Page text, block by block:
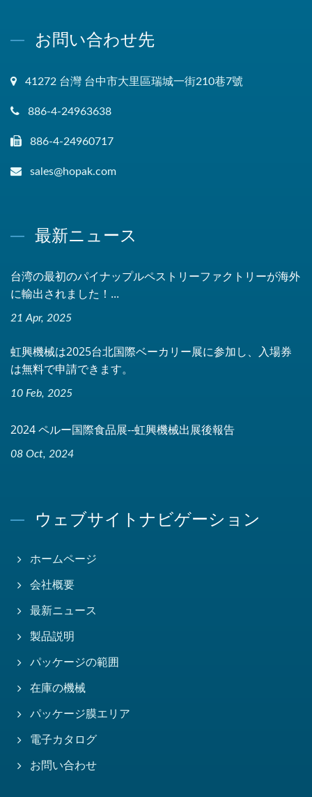
お問い合わせ先
41272 台灣 台中市大里區瑞城一街210巷7號
886-4-24963638
886-4-24960717
sales@hopak.com
最新ニュース
台湾の最初のパイナップルペストリーファクトリーが海外
に輸出されました！...
21 Apr, 2025
虹興機械は2025台北国際ベーカリー展に参加し、入場券
は無料で申請できます。
10 Feb, 2025
2024 ペルー国際食品展--虹興機械出展後報告
08 Oct, 2024
ウェブサイトナビゲーション
ホームページ
会社概要
最新ニュース
製品説明
パッケージの範囲
在庫の機械
パッケージ膜エリア
電子カタログ
お問い合わせ